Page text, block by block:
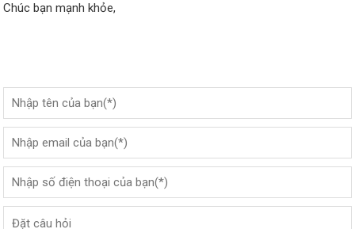
Chúc bạn mạnh khỏe,